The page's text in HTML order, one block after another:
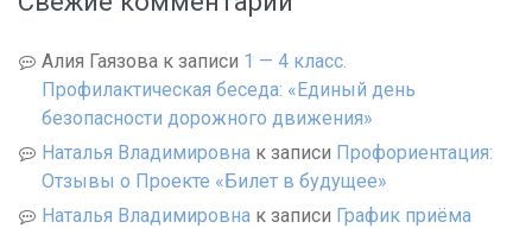
Алия Гаязова к записи 1 — 4 класс.
Профилактическая беседа: «Единый день
безопасности дорожного движения»
Наталья Владимировна к записи Профориентация:
Отзывы о Проекте «Билет в будущее»
Наталья Владимировна к записи График приёма